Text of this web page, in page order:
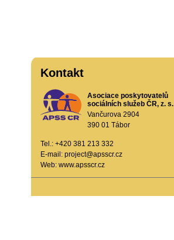
Kontakt
Asociace poskytovatelů
sociálních služeb ČR, z. s.
Vančurova 2904
390 01 Tábor
Tel.: +420 381 213 332
E-mail: project@apsscr.cz
Web: www.apsscr.cz